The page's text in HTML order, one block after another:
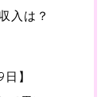
入は？
】